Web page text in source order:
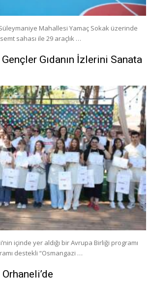
Mahallesi Yamaç Sokak üzerinde
semt sahası ile 29 araçlık …
Gıdanın İzlerini Sanata
içinde yer aldığı bir Avrupa Birliği programı
destekli “Osmangazi …